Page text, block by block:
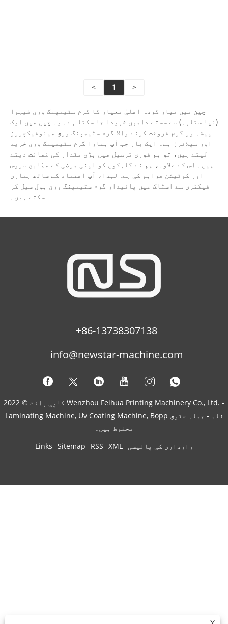
< 1 >
چین میں تیار کردہ اعلیٰ معیار کا گرم سٹیمپنگ ورق فیہوا
(نیا ستارہ) سے سستے داموں خریدا جا سکتا ہے۔ یہ چین میں ایک
پیشہ ور گرم فروخت کرنے والا گرم سٹیمپنگ ورق مینوفیکچررز
اور سپلائرز ہے۔ ایک بار جب آپ ہمارا گرم سٹیمپنگ ورق خرید
لیتے ہیں، تو ہم فوری ترسیل میں بڑی مقدار کی ضمانت دیتے
ہیں۔ اس کے علاوہ، ہم نے گاہکوں کو اپنی مرضی کے مطابق سروس
اور کوٹیشن فراہم کی ہے. لہذا، آپ اعتماد کے ساتھ ہماری
فیکٹری سے اسٹاک میں پائیدار گرم سٹیمپنگ ورق ہول سیل کر
سکتے ہیں۔
+86-13738307138
info@newstar-machine.com
کاپی رائٹ © 2022 Wenzhou Feihua Printing Machinery Co., Ltd. -
Laminating Machine, Uv Coating Machine, Bopp فلم - جملہ حقوق
محفوظ ہیں۔
Links Sitemap RSS XML رازداری کی پالیسی